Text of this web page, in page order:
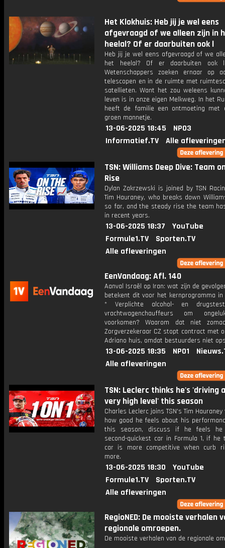
Het Klokhuis: Heb jij je wel eens
afgevraagd of we alleen zijn in
heelal? Of er daarbuiten ook l
Heb jij je wel eens afgevraagd of we
het heelal? Of er daarbuiten ook
Wetenschappers zoeken ernaar op
telescopen en in de ruimte met
satellieten. Want het zou weleens
leven is in onze eigen Melkweg. In het
heeft de familie een ontmoeting met
groen mannetje.
13-06-2025 18:45
NPO3
Informatief.TV
Alle
TSN: Williams Deep Dive: Team
Rise
Dylan Zakrzewski is joined by TSN
Tim Hauraney, who breaks down
so far, and the steady rise the team
in recent years.
13-06-2025 18:37
YouTube
Formule1.TV
Sporten.TV
Alle afleveringen
EenVandaag: Afl. 140
Aanval Israël op Iran: wat zijn de
betekent dit voor het kernprogramma in
* Verplichte alcohol- en
vrachtwagenchauffeurs om
voorkomen? Waarom dat niet
Zorgverzekeraar CZ stopt contract met
Adriano huis, omdat bestuurders niet
13-06-2025 18:35 NPO1
Alle afleveringen
TSN: Leclerc thinks he's 'driving
very high level' this season
Charles Leclerc joins TSN's Tim
how good he feels about his
this season, discuss if he feels
second-quickest car in Formula 1, if he
car is more competitive when curb
more.
13-06-2025 18:30
YouTube
Formule1.TV
Sporten.TV
Alle afleveringen
RegioNED: De mooiste verhalen
regionale omroepen.
De mooiste verhalen van de regionale